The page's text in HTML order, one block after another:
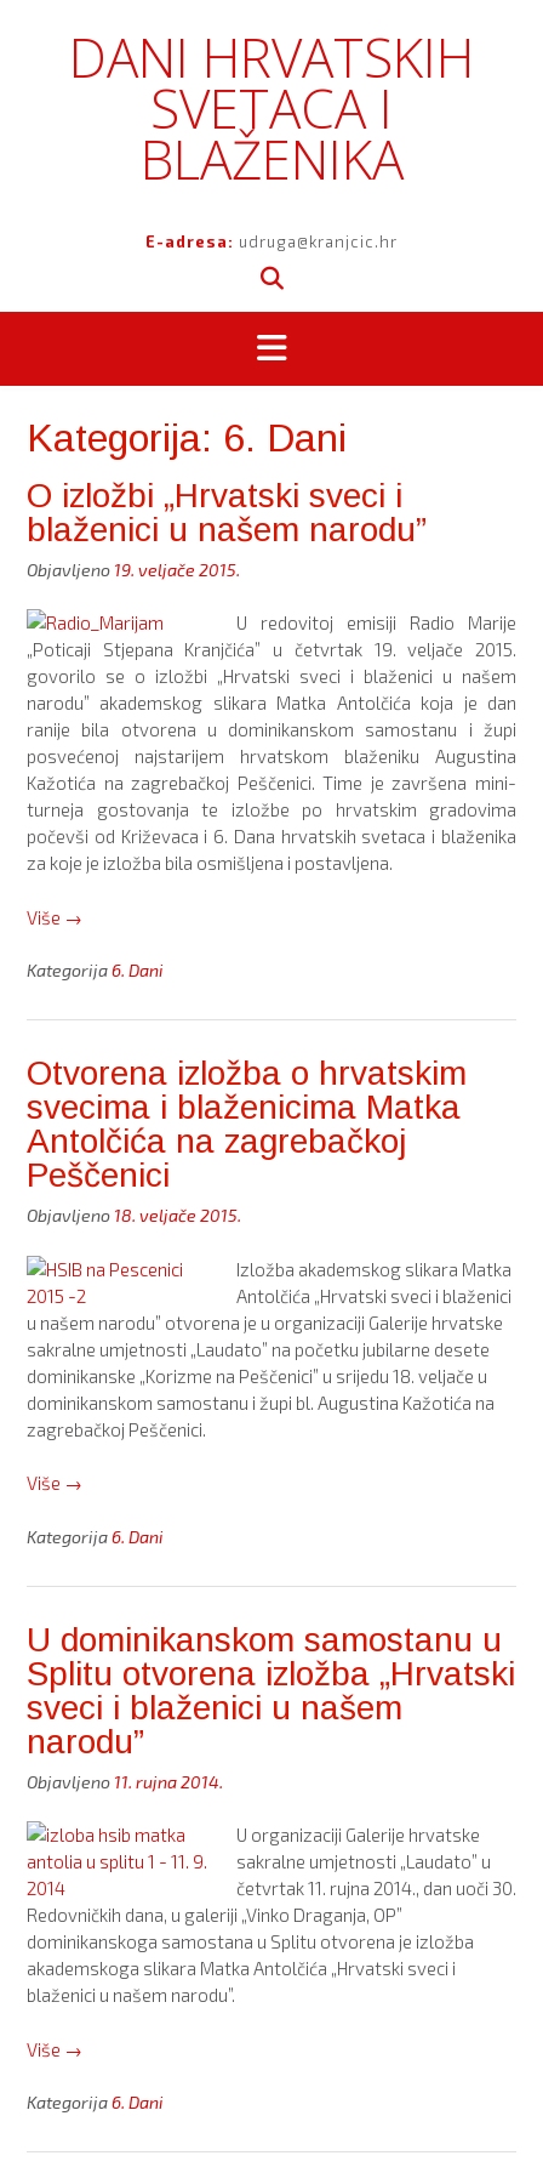
DANI HRVATSKIH
SVETACA I
BLAŽENIKA
E-adresa: udruga@kranjcic.hr
Kategorija: 6. Dani
O izložbi „Hrvatski sveci i
blaženici u našem narodu”
Objavljeno 19. veljače 2015.
U redovitoj emisiji Radio Marije
„Poticaji Stjepana Kranjčića” u četvrtak 19. veljače 2015.
govorilo se o izložbi „Hrvatski sveci i blaženici u našem
narodu” akademskog slikara Matka Antolčića koja je dan
ranije bila otvorena u dominikanskom samostanu i župi
posvećenoj najstarijem hrvatskom blaženiku Augustina
Kažotića na zagrebačkoj Peščenici. Time je završena mini-
turneja gostovanja te izložbe po hrvatskim gradovima
počevši od Križevaca i 6. Dana hrvatskih svetaca i blaženika
za koje je izložba bila osmišljena i postavljena.
Više “O
„Hrvatski
i
u
našem
narodu””
→
Kategorija6. Dani
Otvorena izložba o hrvatskim
svecima i blaženicima Matka
Antolčića na zagrebačkoj
Peščenici
Objavljeno 18. veljače 2015.
Izložba akademskog slikara Matka
Antolčića „Hrvatski sveci i blaženici
u našem narodu” otvorena je u organizaciji Galerije hrvatske
sakralne umjetnosti „Laudato” na početku jubilarne desete
dominikanske „Korizme na Peščenici” u srijedu 18. veljače u
dominikanskom samostanu i župi bl. Augustina Kažotića na
zagrebačkoj Peščenici.
Više “Otvorena
o
svecima
blaženicima
Matka
Antolčića
na
zagrebačkoj
Peščenici”
→
Kategorija6. Dani
U dominikanskom samostanu u
Splitu otvorena izložba „Hrvatski
sveci i blaženici u našem
narodu”
Objavljeno 11. rujna 2014.
U organizaciji Galerije hrvatske
sakralne umjetnosti „Laudato” u
četvrtak 11. rujna 2014., dan uoči 30.
Redovničkih dana, u galeriji „Vinko Draganja, OP”
dominikanskoga samostana u Splitu otvorena je izložba
akademskoga slikara Matka Antolčića „Hrvatski sveci i
blaženici u našem narodu”.
Više “U
samostanu
Splitu
→
Kategorija6. Dani